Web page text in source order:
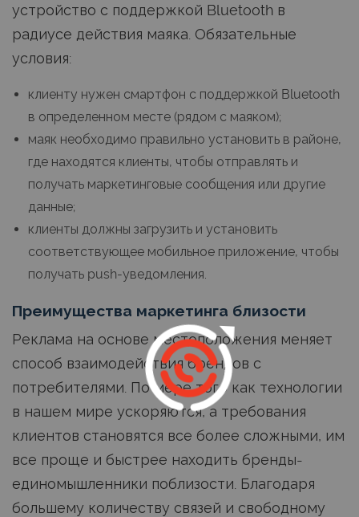
устройство с поддержкой Bluetooth в
радиусе действия маяка. Обязательные
условия:
клиенту нужен смартфон с поддержкой Bluetooth
в определенном месте (рядом с маяком);
маяк необходимо правильно установить в районе,
где находятся клиенты, чтобы отправлять и
получать маркетинговые сообщения или другие
данные;
клиенты должны загрузить и установить
соответствующее мобильное приложение, чтобы
получать push-уведомления.
Преимущества маркетинга близости
Реклама на основе местоположения меняет
способ взаимодействия брендов с
потребителями. По мере того как технологии
в нашем мире ускоряются, а требования
клиентов становятся все более сложными, им
все проще и быстрее находить бренды-
единомышленники поблизости. Благодаря
большему количеству связей и свободному